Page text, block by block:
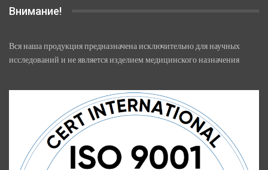
Внимание!
Вся наша продукция предназначена исключительно для научных
исследований и не является изделием медицинского назначения